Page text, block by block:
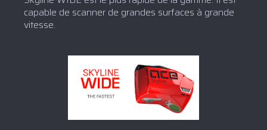
capable de scanner de grandes surfaces à grande
vitesse.